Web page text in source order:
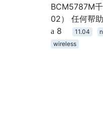
BCM5787M
02） 任何帮
8
11.04
wireless